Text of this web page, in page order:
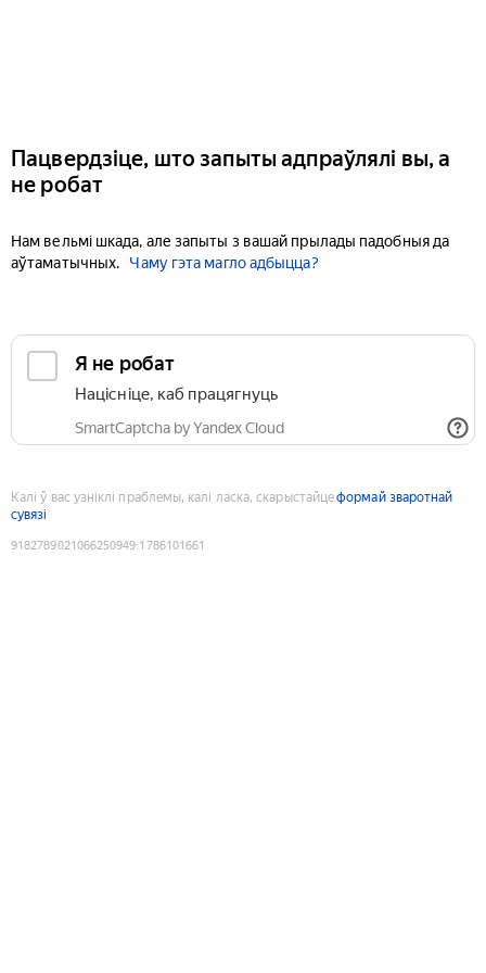
Пацвердзіце, што запыты адпраўлялі вы, а
не робат
Нам вельмі шкада, але запыты з вашай прылады падобныя да
аўтаматычных.
Чаму гэта магло адбыцца?
Я не робат
Націсніце, каб працягнуць
SmartCaptcha by Yandex Cloud
Калі ў вас узніклі праблемы, калі ласка, скарыстайцеформай зваротнай
сувязі
9182789021066250949:1786101661